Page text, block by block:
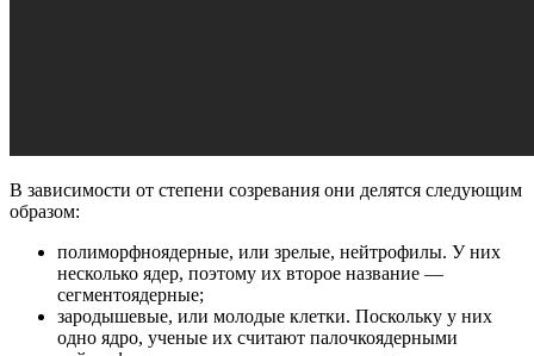
В зависимости от степени созревания они делятся следующим
образом:
полиморфноядерные, или зрелые, нейтрофилы. У них
несколько ядер, поэтому их второе название —
сегментоядерные;
зародышевые, или молодые клетки. Поскольку у них
одно ядро, ученые их считают палочкоядерными